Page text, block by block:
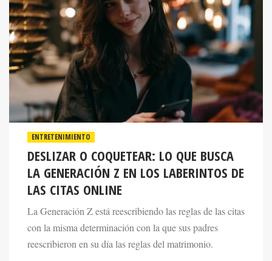
ENTRETENIMIENTO
DESLIZAR O COQUETEAR: LO QUE BUSCA
LA GENERACIÓN Z EN LOS LABERINTOS DE
LAS CITAS ONLINE
La Generación Z está reescribiendo las reglas de las citas
con la misma determinación con la que sus padres
reescribieron en su día las reglas del matrimonio.